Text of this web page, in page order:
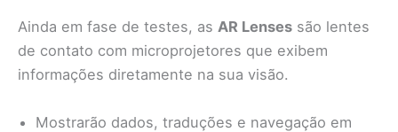
Ainda em fase de testes, as AR Lenses são lentes
de contato com microprojetores que exibem
informações diretamente na sua visão.
Mostrarão dados, traduções e navegação em